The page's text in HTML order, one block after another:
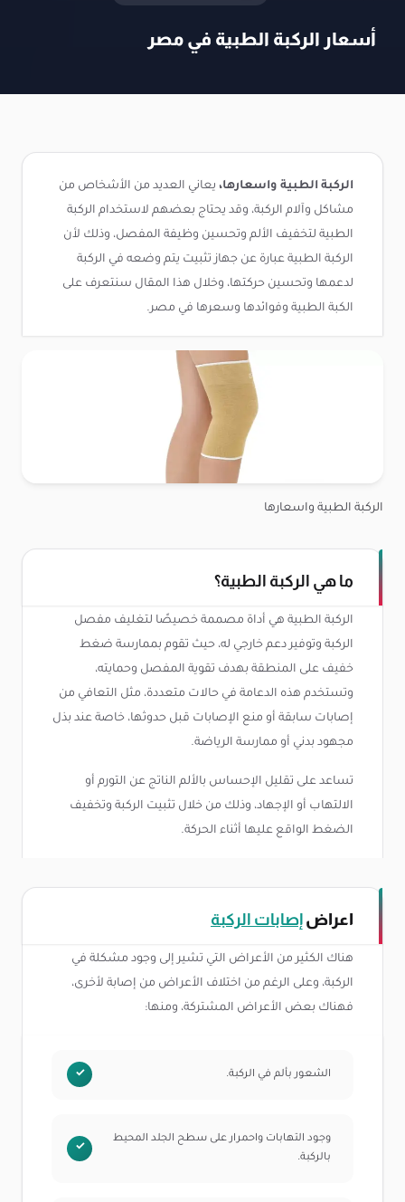
أسعار الركبة الطبية في مصر
الركبة الطبية واسعارها، يعاني العديد من الأشخاص من
مشاكل وآلام الركبة، وقد يحتاج بعضهم لاستخدام الركبة
الطبية لتخفيف الألم وتحسين وظيفة المفصل، وذلك لأن
الركبة الطبية عبارة عن جهاز تثبيت يتم وضعه في الركبة
لدعمها وتحسين حركتها، وخلال هذا المقال سنتعرف على
الكبة الطبية وفوائدها وسعرها في مصر.
الركبة الطبية واسعارها
ما هي الركبة الطبية؟
الركبة الطبية هي أداة مصممة خصيصًا لتغليف مفصل
الركبة وتوفير دعم خارجي له، حيث تقوم بممارسة ضغط
خفيف على المنطقة بهدف تقوية المفصل وحمايته،
وتستخدم هذه الدعامة في حالات متعددة، مثل التعافي من
إصابات سابقة أو منع الإصابات قبل حدوثها، خاصة عند بذل
مجهود بدني أو ممارسة الرياضة.
تساعد على تقليل الإحساس بالألم الناتج عن التورم أو
الالتهاب أو الإجهاد، وذلك من خلال تثبيت الركبة وتخفيف
الضغط الواقع عليها أثناء الحركة.
اعراض إصابات الركبة
هناك الكثير من الأعراض التي تشير إلى وجود مشكلة في
الركبة، وعلى الرغم من اختلاف الأعراض من إصابة لأخرى،
فهناك بعض الأعراض المشتركة، ومنها:
الشعور بألم في الركبة.
وجود التهابات واحمرار على سطح الجلد المحيط
بالركبة.